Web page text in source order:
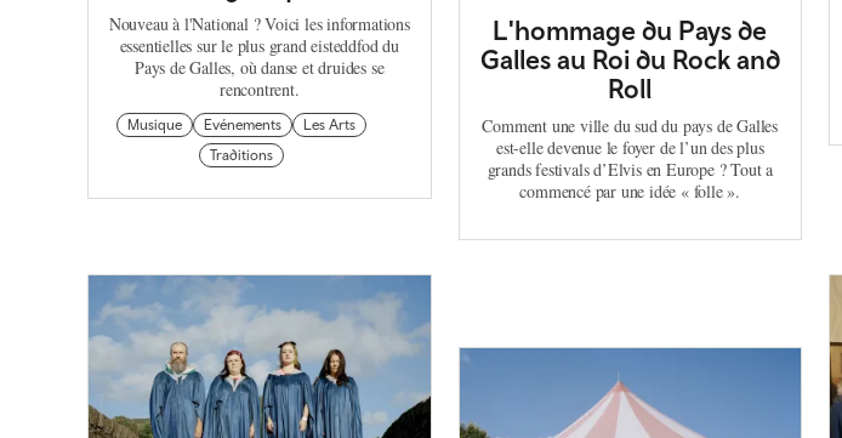
Nouveau à l'National ? Voici les informations
essentielles sur le plus grand eisteddfod du
Pays de Galles, où danse et druides se
rencontrent.
Musique Evénements
Les Arts
Traditions
L'hommage du Pays de
Galles au Roi du Rock and
Roll
Comment une ville du sud du pays de Galles
est-elle devenue le foyer de l’un des plus
grands festivals d’Elvis en Europe ? Tout a
commencé par une idée « folle ».